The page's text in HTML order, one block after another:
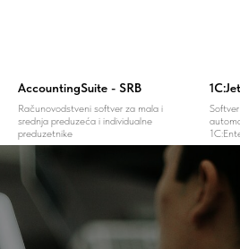
AccountingSuite - SRB
Računovodstveni softver za mala i
srednja preduzeća i individualne
preduzetnike